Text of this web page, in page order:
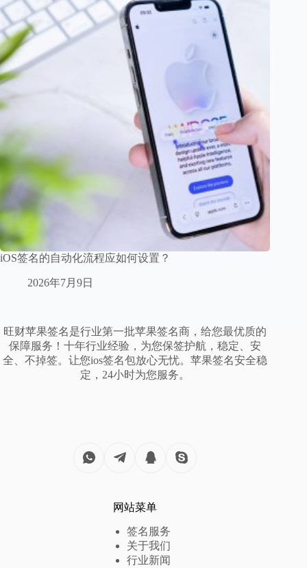
iOS签名的自动化流程应如何设置？
2026年7月9日
旺财苹果签名是行业第一批苹果签名商，给您最优质的
保障服务！十年行业经验，为您保签护航，稳定、安
全、不掉签。让您ios签名包放心无忧。苹果签名安全稳
定，24小时为您服务。
网站菜单
签名服务
关于我们
行业新闻